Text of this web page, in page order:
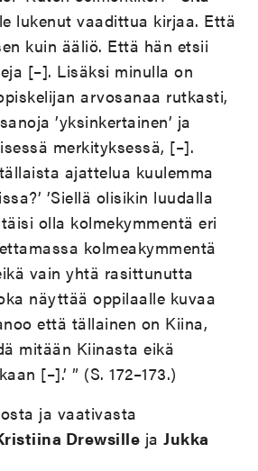
lukenut vaadittua kirjaa. Että
kuin ääliö. Että hän etsii
[–]. Lisäksi minulla on
arvosanaa rutkasti,
’yksinkertainen’ ja
merkityksessä, [–].
ajattelua kuulemma
’Siellä olisikin luudalla
olla kolmekymmentä eri
kolmeakymmentä
vain yhtä rasittunutta
näyttää oppilaalle kuvaa
että tällainen on Kiina,
mitään Kiinasta eikä
[–].’ ” (S. 172–173.)
ja vaativasta
Drewsille jaJukka